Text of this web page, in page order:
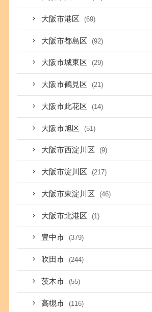
大阪市港区 (69)
大阪市都島区 (92)
大阪市城東区 (29)
大阪市鶴見区 (21)
大阪市此花区 (14)
大阪市旭区 (51)
大阪市西淀川区 (9)
大阪市淀川区 (217)
大阪市東淀川区 (46)
大阪市北港区 (1)
豊中市 (379)
吹田市 (244)
茨木市 (55)
高槻市 (116)